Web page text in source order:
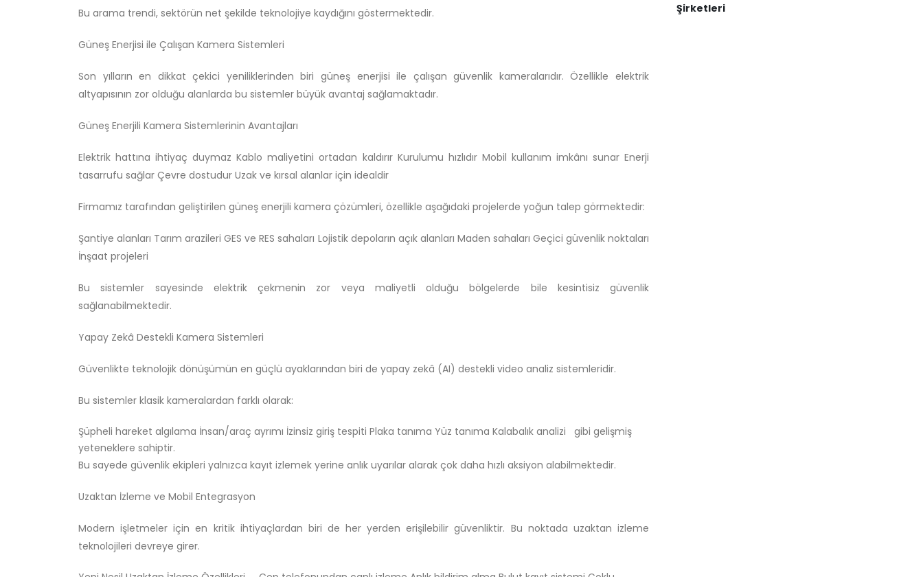
Bu arama trendi, sektörün net şekilde teknolojiye kaydığını göstermektedir.
Güneş Enerjisi ile Çalışan Kamera Sistemleri
Son yılların en dikkat çekici yeniliklerinden biri güneş enerjisi ile çalışan güvenlik kameralarıdır. Özellikle elektrik
altyapısının zor olduğu alanlarda bu sistemler büyük avantaj sağlamaktadır.
Güneş Enerjili Kamera Sistemlerinin Avantajları
Elektrik hattına ihtiyaç duymaz Kablo maliyetini ortadan kaldırır Kurulumu hızlıdır Mobil kullanım imkânı sunar Enerji
tasarrufu sağlar Çevre dostudur Uzak ve kırsal alanlar için idealdir
Firmamız tarafından geliştirilen güneş enerjili kamera çözümleri, özellikle aşağıdaki projelerde yoğun talep görmektedir:
Şantiye alanları Tarım arazileri GES ve RES sahaları Lojistik depoların açık alanları Maden sahaları Geçici güvenlik noktaları
İnşaat projeleri
Bu sistemler sayesinde elektrik çekmenin zor veya maliyetli olduğu bölgelerde bile kesintisiz güvenlik
sağlanabilmektedir.
Yapay Zekâ Destekli Kamera Sistemleri
Güvenlikte teknolojik dönüşümün en güçlü ayaklarından biri de yapay zekâ (AI) destekli video analiz sistemleridir.
Bu sistemler klasik kameralardan farklı olarak:
Şüpheli hareket algılama İnsan/araç ayrımı İzinsiz giriş tespiti Plaka tanıma Yüz tanıma Kalabalık analizi gibi gelişmiş
yeteneklere sahiptir.
Bu sayede güvenlik ekipleri yalnızca kayıt izlemek yerine anlık uyarılar alarak çok daha hızlı aksiyon alabilmektedir.
Uzaktan İzleme ve Mobil Entegrasyon
Modern işletmeler için en kritik ihtiyaçlardan biri de her yerden erişilebilir güvenliktir. Bu noktada uzaktan izleme
teknolojileri devreye girer.
Şirketleri